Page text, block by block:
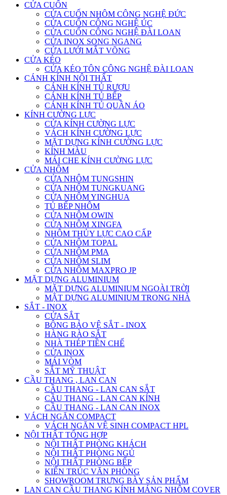
CỬA CUỐN
CỬA CUỐN NHÔM CÔNG NGHỆ ĐỨC
CỬA CUỐN CÔNG NGHỆ ÚC
CỬA CUỐN CÔNG NGHỆ ĐÀI LOAN
CỬA INOX SONG NGANG
CỬA LƯỚI MẮT VÕNG
CỬA KÉO
CỬA KÉO TÔN CÔNG NGHỆ ĐÀI LOAN
CÁNH KÍNH NỘI THẤT
CÁNH KÍNH TỦ RƯỢU
CÁNH KÍNH TỦ BẾP
CÁNH KÍNH TỦ QUẦN ÁO
KÍNH CƯỜNG LỰC
CỬA KÍNH CƯỜNG LỰC
VÁCH KÍNH CƯỜNG LỰC
MẶT DỰNG KÍNH CƯỜNG LỰC
KÍNH MÀU
MÁI CHE KÍNH CƯỜNG LỰC
CỬA NHÔM
CỬA NHÔM TUNGSHIN
CỬA NHÔM TUNGKUANG
CỬA NHÔM YINGHUA
TỦ BẾP NHÔM
CỬA NHÔM OWIN
CỬA NHÔM XINGFA
NHÔM THỦY LỰC CAO CẤP
CỬA NHÔM TOPAL
CỬA NHÔM PMA
CỬA NHÔM SLIM
CỬA NHÔM MAXPRO JP
MẶT DỰNG ALUMINIUM
MẶT DỰNG ALUMINIUM NGOÀI TRỜI
MẶT DỰNG ALUMINIUM TRONG NHÀ
SẮT - INOX
CỬA SẮT
BÔNG BẢO VỆ SẮT - INOX
HÀNG RÀO SẮT
NHÀ THÉP TIỀN CHẾ
CỬA INOX
MÁI VÒM
SẮT MỸ THUẬT
CẦU THANG , LAN CAN
CẦU THANG - LAN CAN SẮT
CẦU THANG - LAN CAN KÍNH
CẦU THANG - LAN CAN INOX
VÁCH NGĂN COMPACT
VÁCH NGĂN VỆ SINH COMPACT HPL
NỘI THẤT TỔNG HỢP
NỘI THẤT PHÒNG KHÁCH
NỘI THẤT PHÒNG NGỦ
NỘI THẤT PHÒNG BẾP
KIẾN TRÚC VĂN PHÒNG
SHOWROOM TRƯNG BÀY SẢN PHẨM
LAN CAN CẦU THANG KÍNH MÁNG NHÔM COVER